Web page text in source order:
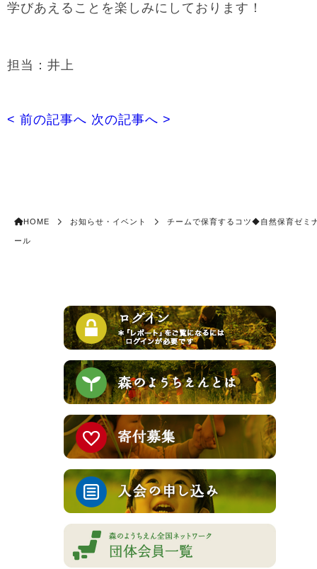
学びあえることを楽しみにしております！
担当：井上
< 前の記事へ 次の記事へ >
HOME お知らせ・イベント チームで保育するコツ◆自然保育ゼミ
ール